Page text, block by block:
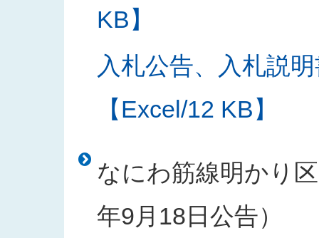
KB】
入札公告、入札説
【Excel/12 KB】
なにわ筋線明かり
年9月18日公告）